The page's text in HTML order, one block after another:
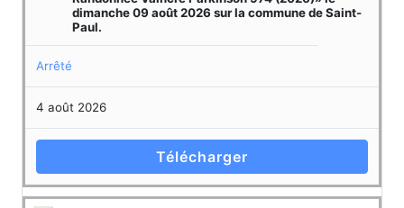
dimanche 09 août 2026 sur la commune de Saint-
Paul.
Arrêté
4 août 2026
Télécharger